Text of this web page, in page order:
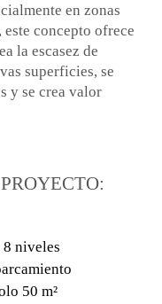
en zonas
este concepto ofrece
la escasez de
superficies, se
y se crea valor
8 niveles
50 m²